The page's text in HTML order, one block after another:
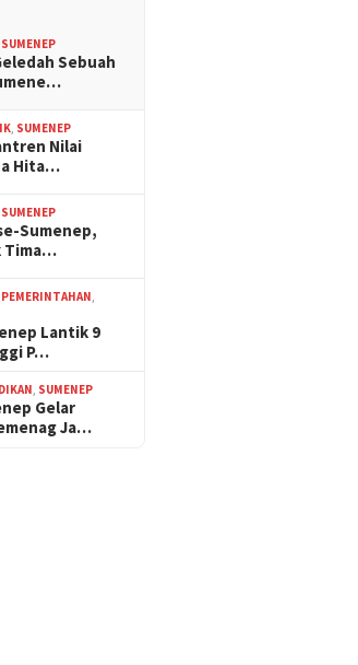
SUMENEP
Sebuah
SUMENEP
Nilai
Hita…
SUMENEP
Sumenep,
Tima…
PEMERINTAHAN
Lantik 9
P…
SUMENEP
Gelar
Ja…